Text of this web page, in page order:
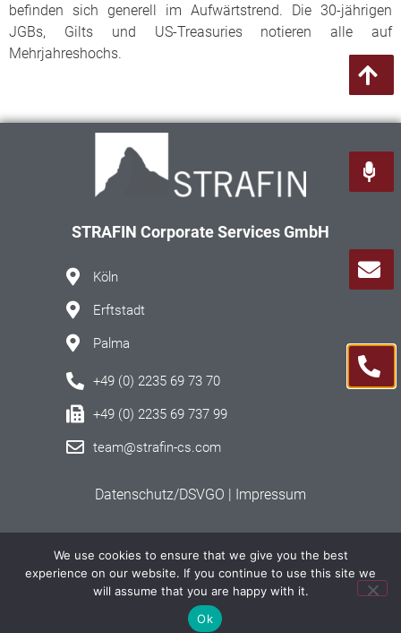
befinden sich generell im Aufwärtstrend. Die 30-jährigen
JGBs, Gilts und US-Treasuries notieren alle auf
Mehrjahreshochs.
STRAFIN Corporate Services GmbH
Köln
Erftstadt
Palma
+49 (0) 2235 69 73 70
+49 (0) 2235 69 737 99
team@strafin-cs.com
Datenschutz/DSVGO | Impressum
Podcast
Instagram
We use cookies to ensure that we give you the best
experience on our website. If you continue to use this site we
will assume that you are happy with it.
Ok